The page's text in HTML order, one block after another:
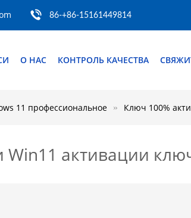
86-+86-15161449814
О НАС КОНТРОЛЬ КАЧЕСТВА
11 профессиональное Ключ 100%
Win11 активации